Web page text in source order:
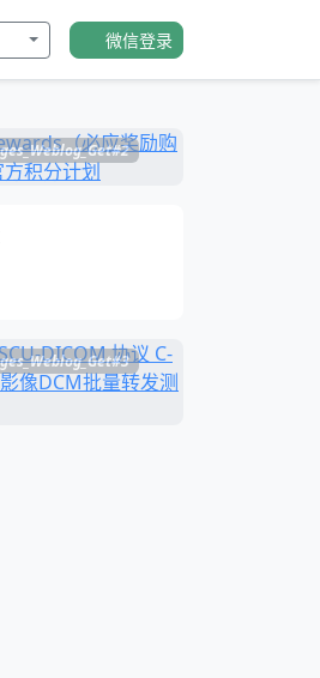
微信登录